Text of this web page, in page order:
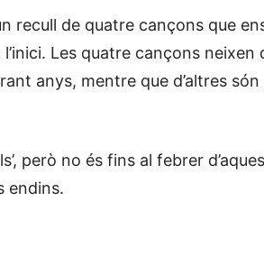
recull de quatre cançons que
Les quatre cançons neixen
anys, mentre que d’altres són
però no és fins al febrer
endins.